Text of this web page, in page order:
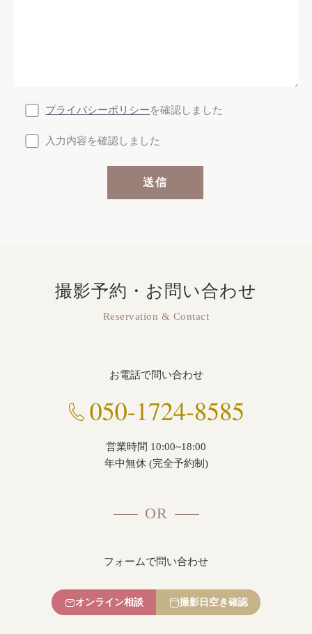
プライバシーポリシーを確認しました
入力内容を確認しました
撮影予約・お問い合わせ
Reservation & Contact
お電話で問い合わせ
営業時間 10:00~18:00
年中無休 (完全予約制)
OR
フォームで問い合わせ
オンライン相談 撮影日空き確認